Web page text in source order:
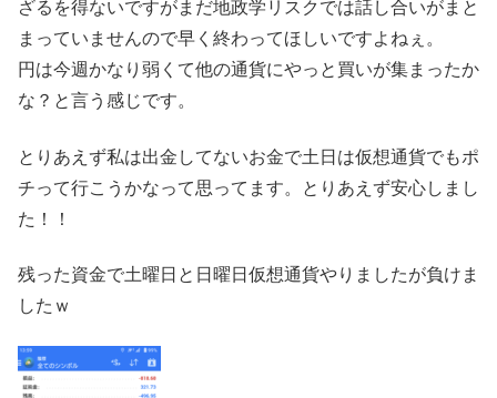
ざるを得ないですがまだ地政学リスクでは話し合いがまと
まっていませんので早く終わってほしいですよねぇ。
円は今週かなり弱くて他の通貨にやっと買いが集まったか
な？と言う感じです。
とりあえず私は出金してないお金で土日は仮想通貨でもポ
チって行こうかなって思ってます。とりあえず安心しまし
た！！
残った資金で土曜日と日曜日仮想通貨やりましたが負けま
したｗ